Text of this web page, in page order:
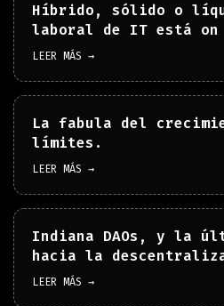
Híbrido, sólido o
laboral de IT está
LEER MÁS →
La fabula del
límites.
LEER MÁS →
Indiana DAOs, y la
hacia la
LEER MÁS →